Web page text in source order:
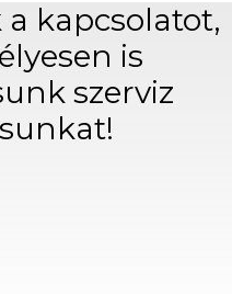
kapcsolatot,
is
szerviz